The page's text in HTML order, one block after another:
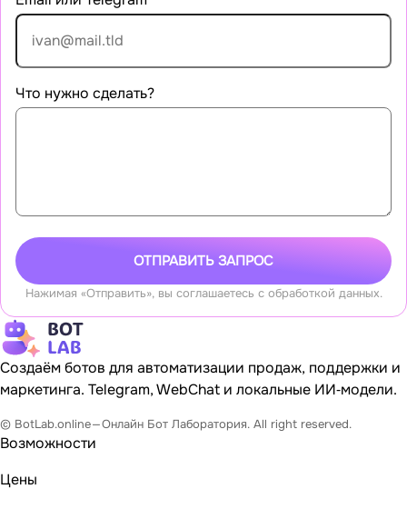
Что нужно сделать?
Нажимая «Отправить», вы соглашаетесь с обработкой данных.
ОТПРАВИТЬ ЗАПРОС
Создаём ботов для автоматизации продаж, поддержки и
маркетинга. Telegram, WebChat и локальные ИИ‐модели.
© BotLab.online — Онлайн Бот Лаборатория. All right reserved.
Возможности
Цены